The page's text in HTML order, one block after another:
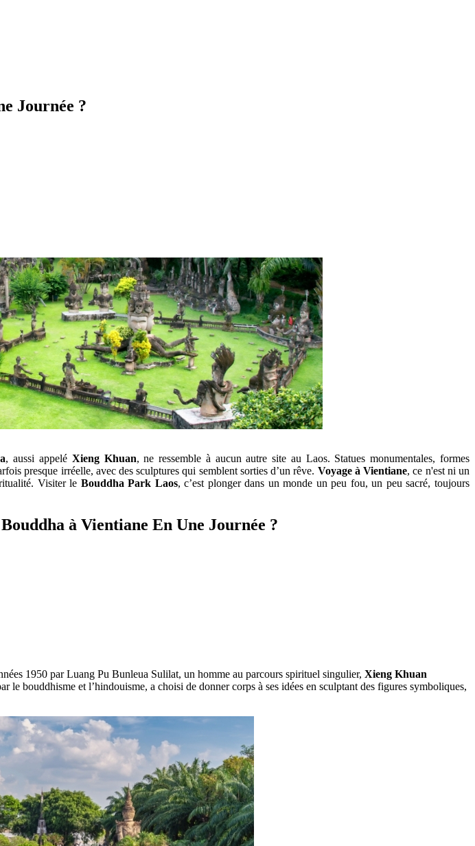
Journée ?
, aussi appelé Xieng Khuan, ne ressemble à aucun autre site au Laos. Statues monumentales, formes
presque irréelle, avec des sculptures qui semblent sorties d’un rêve. Voyage à Vientiane, ce n'est ni un
Visiter le Bouddha Park Laos, c’est plonger dans un monde un peu fou, un peu sacré, toujours
à Vientiane En Une Journée ?
1950 par Luang Pu Bunleua Sulilat, un homme au parcours spirituel singulier, Xieng Khuan
bouddhisme et l’hindouisme, a choisi de donner corps à ses idées en sculptant des figures symboliques,